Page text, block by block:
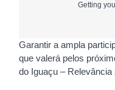
Getting
Garantir a ampla
que valerá pelos
do Iguaçu – Relevância